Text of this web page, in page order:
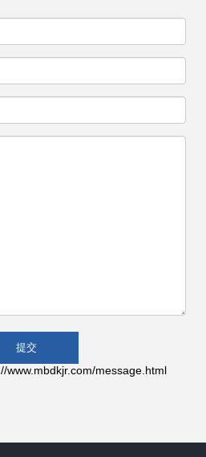
www.mbdkjr.com/message.html